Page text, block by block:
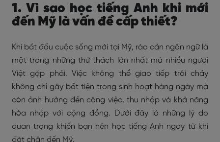
1. Vì sao học tiếng Anh khi mới
đến Mỹ là vấn đề cấp thiết?
Khi bắt đầu cuộc sống mới tại Mỹ, rào cản ngôn ngữ là
một trong những thử thách lớn nhất mà nhiều người
Việt gặp phải. Việc không thể giao tiếp trôi chảy
không chỉ gây bất tiện trong sinh hoạt hàng ngày mà
còn ảnh hưởng đến công việc, thu nhập và khả năng
hòa nhập với cộng đồng. Dưới đây là những lý do
quan trọng khiến bạn nên học tiếng Anh ngay từ khi
đặt chân đến Mỹ.